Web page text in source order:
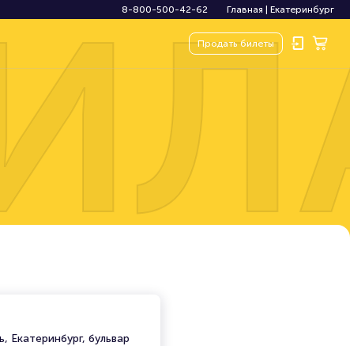
8-800-500-42-62 Главная Екатеринбург
Продать билеты
Екатеринбург, бульвар